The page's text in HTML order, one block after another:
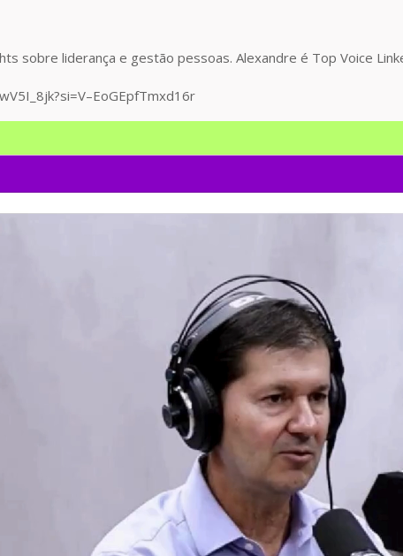
sobre liderança e gestão pessoas. Alexandre é Top Voice